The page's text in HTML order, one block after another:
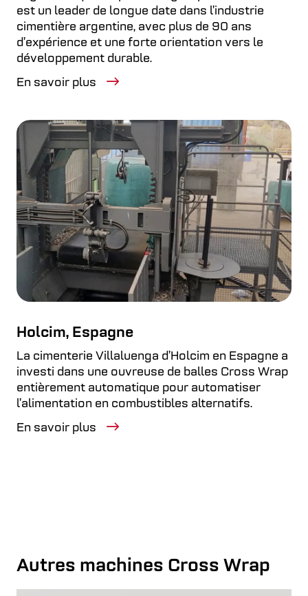
EN SAVOIR PLUS
Convoyeur magnétique
des matériaux broyés dans le processus de
broyage des fils – Métal de valeur pour les
recycleurs.
EN SAVOIR PLUS
Briseur de tranches de balles
Permet un écoulement fluide et régulier des
matériaux sans les casser, comme les bouteilles
en PET.
Pesage
Intègre une balance automatique directement
dans la ligne. Elle enregistre le poids des balles
parti de vos machines.
EN SAVOIR PLUS
est un leader de longue date dans l’industrie
cimentière argentine, avec plus de 90 ans
d’expérience et une forte orientation vers le
développement durable.
En savoir plus
Holcim, Espagne
La cimenterie Villaluenga d’Holcim en Espagne a
investi dans une ouvreuse de balles Cross Wrap
entièrement automatique pour automatiser
l’alimentation en combustibles alternatifs.
En savoir plus
Autres machines Cross Wrap